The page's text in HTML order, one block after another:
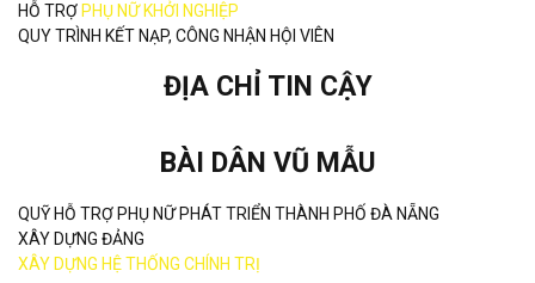
HỖ TRỢ PHỤ NỮ KHỞI NGHIỆP
QUY TRÌNH KẾT NẠP, CÔNG NHẬN HỘI VIÊN
ĐỊA CHỈ TIN CẬY
BÀI DÂN VŨ MẪU
QUỸ HỖ TRỢ PHỤ NỮ PHÁT TRIỂN THÀNH PHỐ ĐÀ NẴNG
XÂY DỰNG ĐẢNG
XÂY DỰNG HỆ THỐNG CHÍNH TRỊ